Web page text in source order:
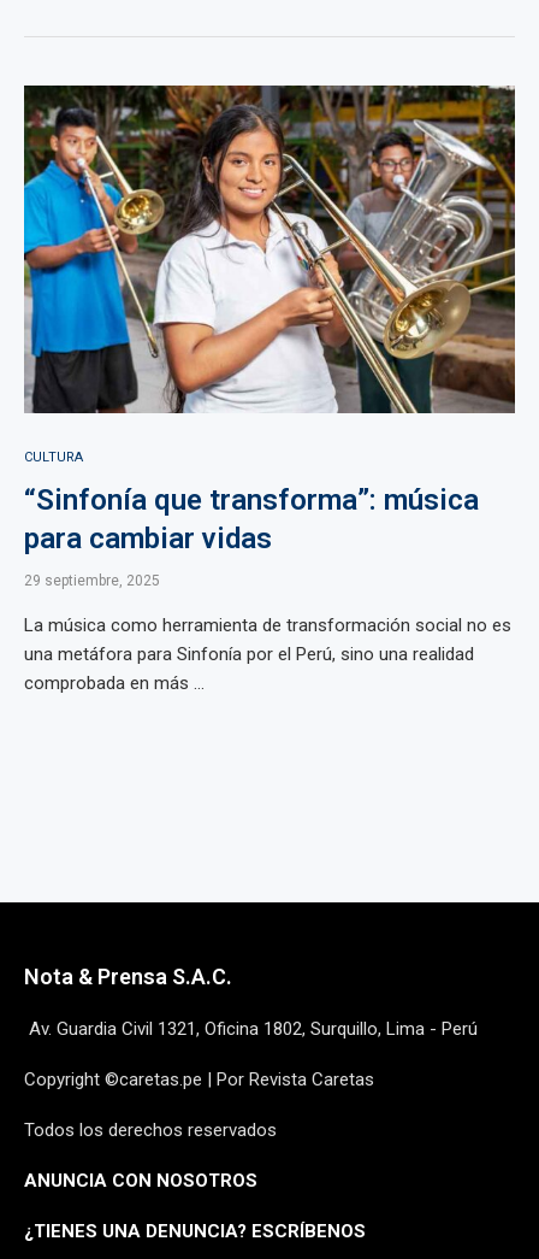
CULTURA
“Sinfonía que transforma”: música
para cambiar vidas
29 septiembre, 2025
La música como herramienta de transformación social no es
una metáfora para Sinfonía por el Perú, sino una realidad
comprobada en más ...
Nota & Prensa S.A.C.
Av. Guardia Civil 1321, Oficina 1802, Surquillo, Lima - Perú
Copyright ©caretas.pe | Por Revista Caretas
Todos los derechos reservados
ANUNCIA CON NOSOTROS
¿TIENES UNA DENUNCIA? ESCRÍBENOS